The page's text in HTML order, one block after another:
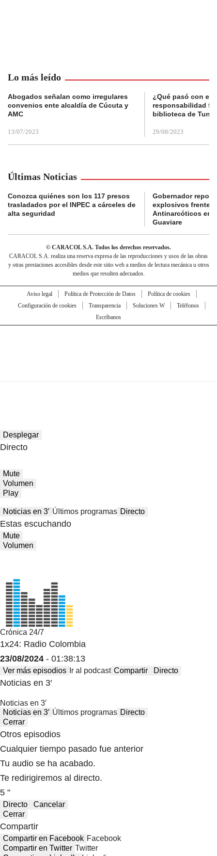
Lo más leído
Abogados señalan como irregulares
convenios ente alcaldía de Cúcuta y
AMC
13/07/2023
¿Qué pasó con el
responsabilidad
biblioteca de
29/08/2023
Últimas Noticias
Conozca quiénes son los 117 presos
trasladados por el INPEC a cárceles de
alta seguridad
Gobernador
explosivos frente a
Antinarcóticos en
Guaviare
© CARACOL S.A. Todos los derechos reservados.
CARACOL S.A. realiza una reserva expresa de las reproducciones y usos de las obras
y otras prestaciones accesibles desde este sitio web a medios de lectura mecánica u otros
medios que resulten adecuados.
Aviso legal Política de Protección de Datos
Política de cookies
Configuración de cookies
Transparencia Soluciones W
Teléfonos
Escríbanos
Desplegar
Directo
Mute
Volumen
Play
Noticias en 3′ Últimos programas Directo
Estas escuchando
Mute
Volumen
Crónica 24/7
1x24: Radio Colombia
23/08/2024 - 01:38:13
Ver más episodios Ir al podcast Compartir Directo
Noticias en 3′
Noticias en 3′
Noticias en 3′ Últimos programas Directo
Cerrar
Otros episodios
Cualquier tiempo pasado fue anterior
Tu audio se ha acabado.
Te redirigiremos al directo.
5 "
Directo
Cancelar
Cerrar
Compartir
Compartir en Facebook Facebook
Compartir en Twitter Twitter